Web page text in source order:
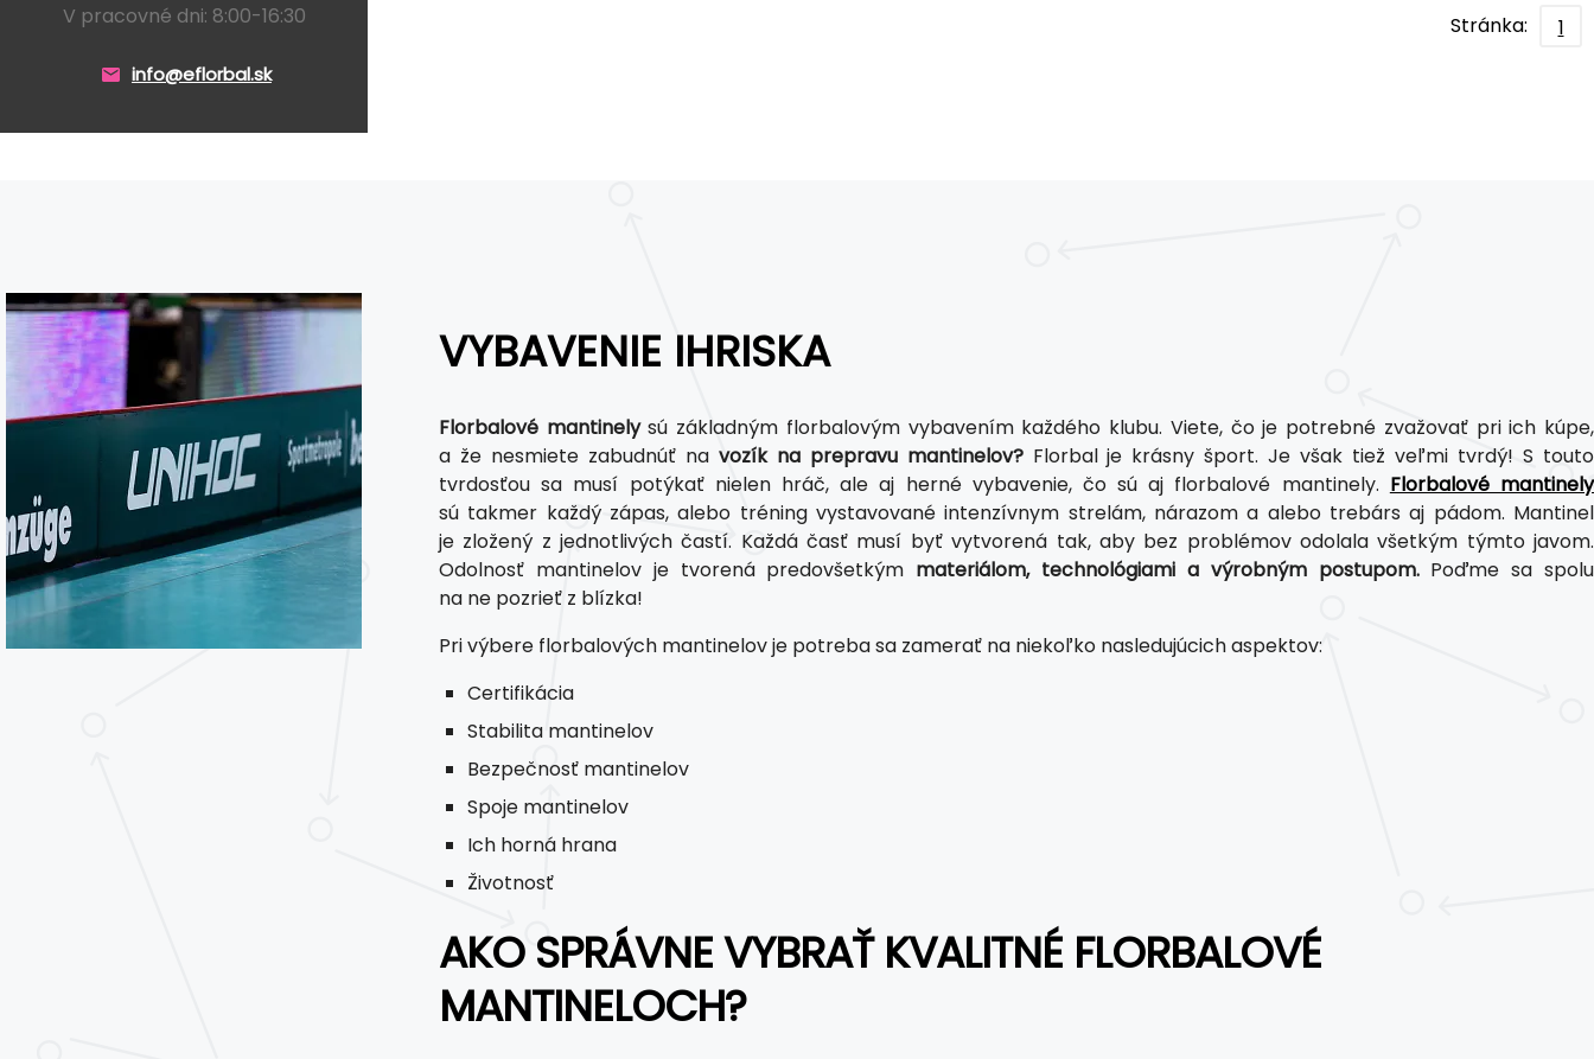
V pracovné dni: 8:00-16:30
info@eflorbal.sk
Stránka: 1
VYBAVENIE IHRISKA
Florbalové mantinelysú základným florbalovým vybavením každého klubu. Viete, čo je potrebné zvažovať pri ich kúpe,
a že nesmiete zabudnúť na vozík na prepravu mantinelov?Florbal je krásny šport. Je však tiež veľmi tvrdý! S touto
tvrdosťou sa musí potýkať nielen hráč, ale aj herné vybavenie, čo sú aj florbalové mantinely. Florbalové mantinely
sú takmer každý zápas, alebo tréning vystavované intenzívnym strelám, nárazom a alebo trebárs aj pádom. Mantinel
je zložený z jednotlivých častí. Každá časť musí byť vytvorená tak, aby bez problémov odolala všetkým týmto javom.
Odolnosť mantinelov je tvorená predovšetkým materiálom, technológiami a výrobným postupom.Poďme sa spolu
na ne pozrieť z blízka!
Pri výbere florbalových mantinelov je potreba sa zamerať na niekoľko nasledujúcich aspektov:
Certifikácia
Stabilita mantinelov
Bezpečnosť mantinelov
Spoje mantinelov
Ich horná hrana
Životnosť
AKO SPRÁVNE VYBRAŤ KVALITNÉ FLORBALOVÉ
MANTINELOCH?